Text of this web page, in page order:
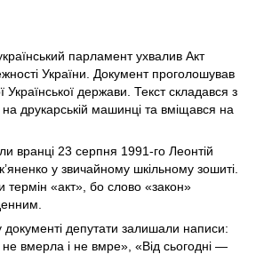
парламент ухвалив Акт
України. Документ проголошував
Української держави. Текст складався з
друкарській машинці та вміщався на
вранці 23 серпня 1991-го Леонтій
у звичайному шкільному зошиті.
«акт», бо слово «закон»
депутати залишали написи:
вмерла і не вмре», «Від сьогодні —